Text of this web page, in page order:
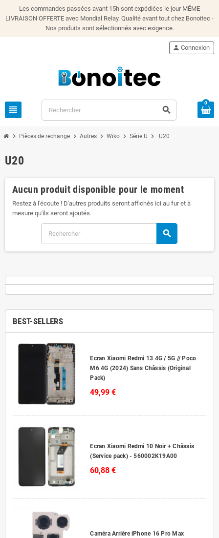
Les commandes passées avant 15h sont expédiées le jour MÊME
LIVRAISON OFFERTE avec Mondial Relay. Qualité avant tout chez Bonoitec -
Nos produits sont sélectionnés avec exigence.
view_headline search
person Connexion
0
chevron_right Pièces de rechange chevron_right Autres chevron_right Wiko chevron_right Série U chevron_right U20
BEST-SELLERS
Ecran Xiaomi Redmi 13 4G / 5G // Poco
M6 4G (2024) Sans Châssis (Original
Pack)
49,99 €
Ecran Xiaomi Redmi 10 Noir + Châssis
(Service pack) - 560002K19A00
60,88 €
Caméra Arrière iPhone 16 Pro Max
U20
Aucun produit disponible pour le moment
Restez à l'écoute ! D'autres produits seront affichés ici au fur et à
mesure qu'ils seront ajoutés.
search